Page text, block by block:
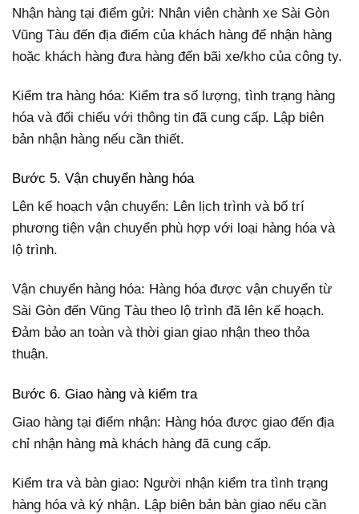
Nhận hàng tại điểm gửi: Nhân viên chành xe Sài Gòn
Vũng Tàu đến địa điểm của khách hàng để nhận hàng
hoặc khách hàng đưa hàng đến bãi xe/kho của công ty.
Kiểm tra hàng hóa: Kiểm tra số lượng, tình trạng hàng
hóa và đối chiếu với thông tin đã cung cấp. Lập biên
bản nhận hàng nếu cần thiết.
Bước 5. Vận chuyển hàng hóa
Lên kế hoạch vận chuyển: Lên lịch trình và bố trí
phương tiện vận chuyển phù hợp với loại hàng hóa và
lộ trình.
Vận chuyển hàng hóa: Hàng hóa được vận chuyển từ
Sài Gòn đến Vũng Tàu theo lộ trình đã lên kế hoạch.
Đảm bảo an toàn và thời gian giao nhận theo thỏa
thuận.
Bước 6. Giao hàng và kiểm tra
Giao hàng tại điểm nhận: Hàng hóa được giao đến địa
chỉ nhận hàng mà khách hàng đã cung cấp.
Kiểm tra và bàn giao: Người nhận kiểm tra tình trạng
hàng hóa và ký nhận. Lập biên bản bàn giao nếu cần